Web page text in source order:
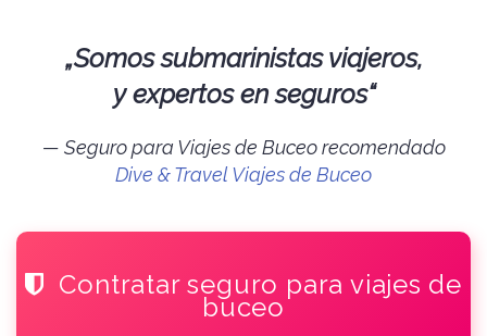
„Somos submarinistas viajeros,
y expertos en seguros“
Seguro para Viajes de Buceo recomendado
Dive & Travel Viajes de Buceo
Contratar seguro para viajes de
buceo